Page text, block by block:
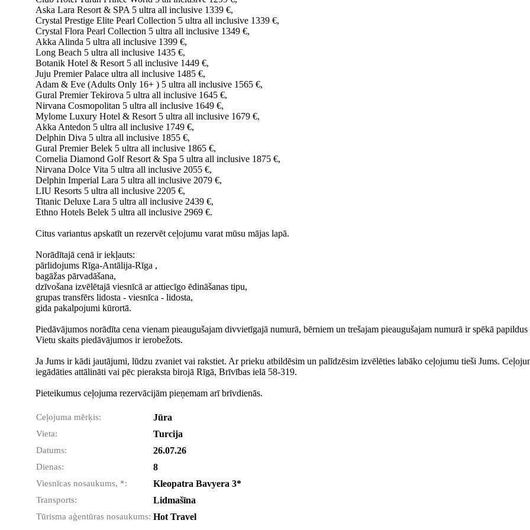
Aska Lara Resort & SPA 5 ultra all inclusive 1339 €,
Crystal Prestige Elite Pearl Collection 5 ultra all inclusive 1339 €,
Crystal Flora Pearl Collection 5 ultra all inclusive 1349 €,
Akka Alinda 5 ultra all inclusive 1399 €,
Long Beach 5 ultra all inclusive 1435 €,
Botanik Hotel & Resort 5 all inclusive 1449 €,
Juju Premier Palace ultra all inclusive 1485 €,
Adam & Eve (Adults Only 16+ ) 5 ultra all inclusive 1565 €,
Gural Premier Tekirova 5 ultra all inclusive 1645 €,
Nirvana Cosmopolitan 5 ultra all inclusive 1649 €,
Mylome Luxury Hotel & Resort 5 ultra all inclusive 1679 €,
Akka Antedon 5 ultra all inclusive 1749 €,
Delphin Diva 5 ultra all inclusive 1855 €,
Gural Premier Belek 5 ultra all inclusive 1865 €,
Cornelia Diamond Golf Resort & Spa 5 ultra all inclusive 1875 €,
Nirvana Dolce Vita 5 ultra all inclusive 2055 €,
Delphin Imperial Lara 5 ultra all inclusive 2079 €,
LIU Resorts 5 ultra all inclusive 2205 €,
Titanic Deluxe Lara 5 ultra all inclusive 2439 €,
Ethno Hotels Belek 5 ultra all inclusive 2969 €.
Citus variantus apskatīt un rezervēt ceļojumu varat mūsu mājas lapā.
Norādītajā cenā ir iekļauts:
pārlidojums Rīga-Antālija-Rīga ,
bagāžas pārvadāšana,
dzīvošana izvēlētajā viesnīcā ar attiecīgo ēdināšanas tipu,
grupas transfērs lidosta - viesnīca - lidosta,
gida pakalpojumi kūrortā.
Piedāvājumos norādīta cena vienam pieaugušajam divvietīgajā numurā, bērniem un trešajam pieaugušajam numurā ir spēkā papildus
Vietu skaits piedāvājumos ir ierobežots.
Ja Jums ir kādi jautājumi, lūdzu zvaniet vai rakstiet. Ar prieku atbildēsim un palīdzēsim izvēlēties labāko ceļojumu tieši Jums.
iegādāties attālināti vai pēc pieraksta birojā Rīgā, Brīvības ielā 58-319.
Pieteikumus ceļojuma rezervācijām pieņemam arī brīvdienās.
Ceļojuma mērķis: Jūra
Vieta: Turcija
Datums: 26.07.26
Dienas: 8
Viesnīcas nosaukums, *: Kleopatra Bavyera 3*
Transports: Lidmašīna
Tūrisma aģentūras nosaukums: Hot Travel